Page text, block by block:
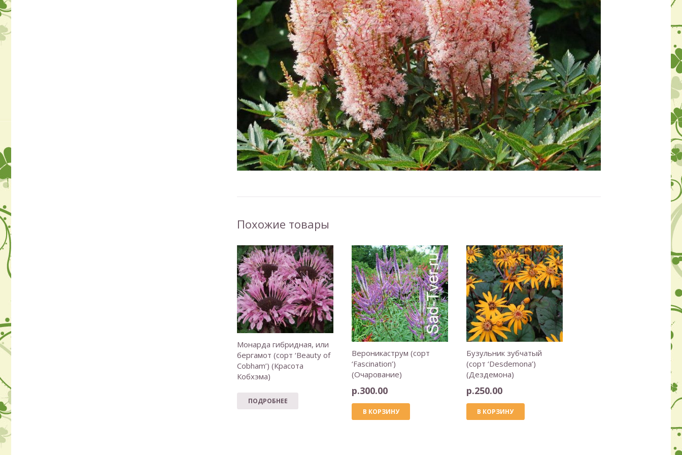
Похожие товары
Монарда гибридная, или
бергамот (сорт ‘Beauty of
Cobham’) (Красота
Кобхэма)
ПОДРОБНЕЕ
Вероникаструм (сорт
‘Fascination’)
(Очарование)
р.300.00
В КОРЗИНУ
Бузульник зубчатый
(сорт ‘Desdemona’)
(Дездемона)
р.250.00
В КОРЗИНУ